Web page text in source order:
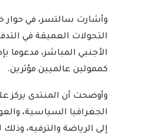
وأشارت سالتسر، في حوار
التحولات العميقة في
الأجنبي المباشر، مدعوما
كممولين عالميين مؤثرين.
وأوضحت أن المنتدى يركز
الجغرافيا السياسية،
إلى الرياضة والترفيه،